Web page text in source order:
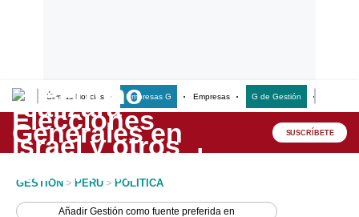
Últimas Noticias Empresas G Empresas G de Gestión
Lo último
Peru Quiosco SUSCRÍBETE
GESTION > PERU > POLITICA
AñadirGestión como fuente preferida en